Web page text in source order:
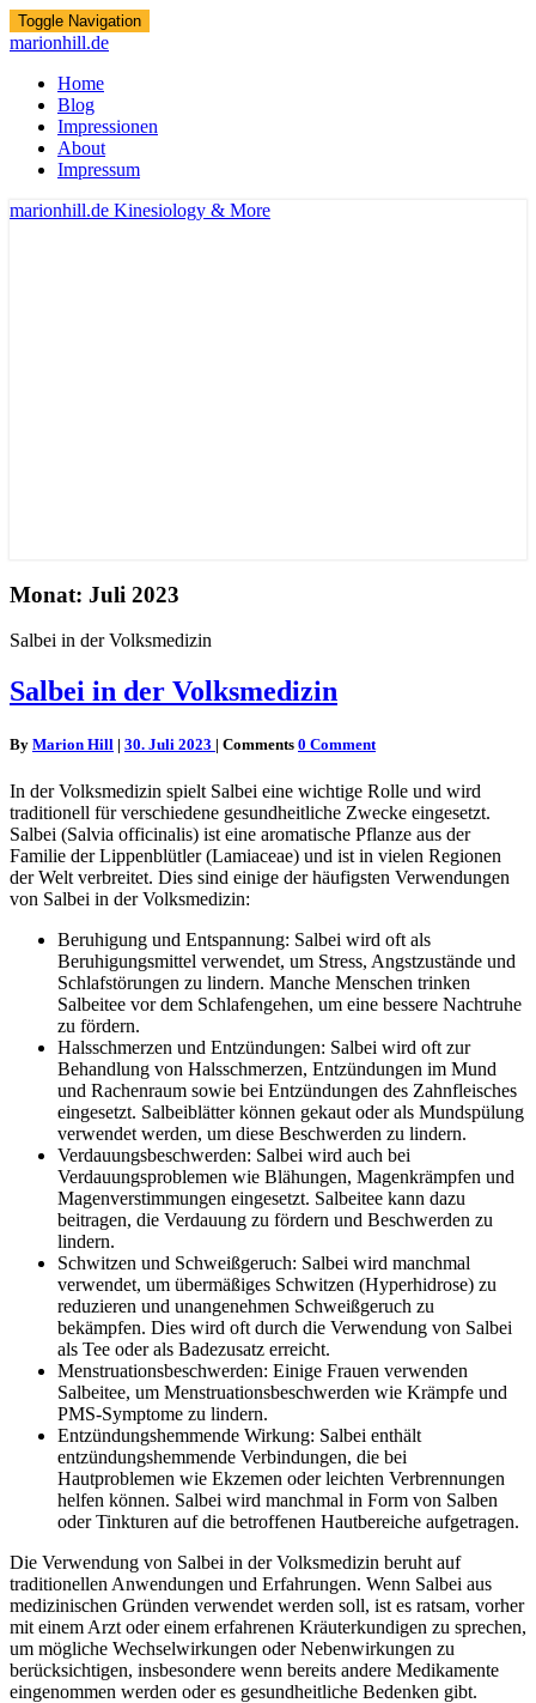
Toggle Navigation
marionhill.de
Home
Blog
Impressionen
About
Impressum
marionhill.de Kinesiology & More
Monat: Juli 2023
Salbei in der Volksmedizin
Salbei in der Volksmedizin
By Marion Hill | 30. Juli 2023 | Comments 0 Comment
In der Volksmedizin spielt Salbei eine wichtige Rolle und wird
traditionell für verschiedene gesundheitliche Zwecke eingesetzt.
Salbei (Salvia officinalis) ist eine aromatische Pflanze aus der
Familie der Lippenblütler (Lamiaceae) und ist in vielen Regionen
der Welt verbreitet. Dies sind einige der häufigsten Verwendungen
von Salbei in der Volksmedizin:
Beruhigung und Entspannung: Salbei wird oft als
Beruhigungsmittel verwendet, um Stress, Angstzustände und
Schlafstörungen zu lindern. Manche Menschen trinken
Salbeitee vor dem Schlafengehen, um eine bessere Nachtruhe
zu fördern.
Halsschmerzen und Entzündungen: Salbei wird oft zur
Behandlung von Halsschmerzen, Entzündungen im Mund
und Rachenraum sowie bei Entzündungen des Zahnfleisches
eingesetzt. Salbeiblätter können gekaut oder als Mundspülung
verwendet werden, um diese Beschwerden zu lindern.
Verdauungsbeschwerden: Salbei wird auch bei
Verdauungsproblemen wie Blähungen, Magenkrämpfen und
Magenverstimmungen eingesetzt. Salbeitee kann dazu
beitragen, die Verdauung zu fördern und Beschwerden zu
lindern.
Schwitzen und Schweißgeruch: Salbei wird manchmal
verwendet, um übermäßiges Schwitzen (Hyperhidrose) zu
reduzieren und unangenehmen Schweißgeruch zu
bekämpfen. Dies wird oft durch die Verwendung von Salbei
als Tee oder als Badezusatz erreicht.
Menstruationsbeschwerden: Einige Frauen verwenden
Salbeitee, um Menstruationsbeschwerden wie Krämpfe und
PMS-Symptome zu lindern.
Entzündungshemmende Wirkung: Salbei enthält
entzündungshemmende Verbindungen, die bei
Hautproblemen wie Ekzemen oder leichten Verbrennungen
helfen können. Salbei wird manchmal in Form von Salben
oder Tinkturen auf die betroffenen Hautbereiche aufgetragen.
Die Verwendung von Salbei in der Volksmedizin beruht auf
traditionellen Anwendungen und Erfahrungen. Wenn Salbei aus
medizinischen Gründen verwendet werden soll, ist es ratsam, vorher
mit einem Arzt oder einem erfahrenen Kräuterkundigen zu sprechen,
um mögliche Wechselwirkungen oder Nebenwirkungen zu
berücksichtigen, insbesondere wenn bereits andere Medikamente
eingenommen werden oder es gesundheitliche Bedenken gibt.